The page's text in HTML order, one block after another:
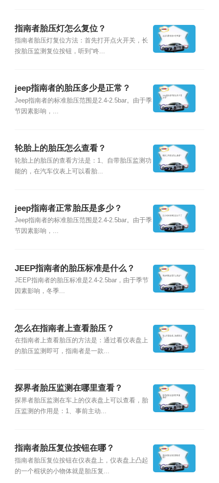
指南者胎压灯怎么复位？
指南者胎压灯复位方法：首先打开点火开关，长
按胎压监测复位按钮，听到“咚...
jeep指南者的胎压多少是正常？
Jeep指南者的标准胎压范围是2.4-2.5bar。由于季
节因素影响，...
轮胎上的胎压怎么查看？
轮胎上的胎压的查看方法是：1、自带胎压监测功
能的，在汽车仪表上可以看胎...
jeep指南者正常胎压是多少？
Jeep指南者的标准胎压范围是2.4-2.5bar。由于季
节因素影响，...
JEEP指南者的胎压标准是什么？
JEEP指南者的胎压标准是2.4-2.5bar，由于季节
因素影响，冬季...
怎么在指南者上查看胎压？
在指南者上查看胎压的方法是：通过看仪表盘上
的胎压监测即可，指南者是一款...
探界者胎压监测在哪里查看？
探界者胎压监测在车上的仪表盘上可以查看，胎
压监测的作用是：1、事前主动...
指南者胎压复位按钮在哪？
指南者胎压复位按钮在仪表盘上，仪表盘上凸起
的一个棍状的小物体就是胎压复...